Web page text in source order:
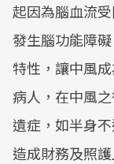
起因為腦血流
發生腦功能障
特性，讓中風
病人，在中風
遺症，如半身
造成財務及照